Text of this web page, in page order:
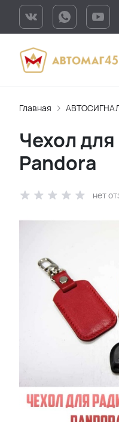
Главная
Чехол
Pandora
нет